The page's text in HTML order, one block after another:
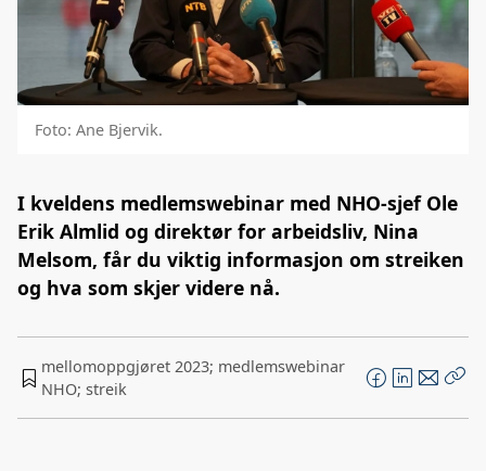
Foto: Ane Bjervik.
I kveldens medlemswebinar med NHO-sjef Ole
Erik Almlid og direktør for arbeidsliv, Nina
Melsom, får du viktig informasjon om streiken
og hva som skjer videre nå.
mellomoppgjøret 2023; medlemswebinar
NHO; streik
F
a
L
i
E
-